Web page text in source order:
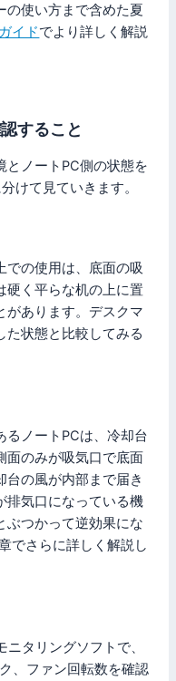
の使い方まで含めた夏
イドでより詳しく解説
すること
とノートPC側の状態を
けて見ていきます。
での使用は、底面の吸
硬く平らな机の上に置
があります。デスクマ
た状態と比較してみる
るノートPCは、冷却台
面のみが吸気口で底面
台の風が内部まで届き
排気口になっている機
ぶつかって逆効果にな
でさらに詳しく解説し
タリングソフトで、
、ファン回転数を確認